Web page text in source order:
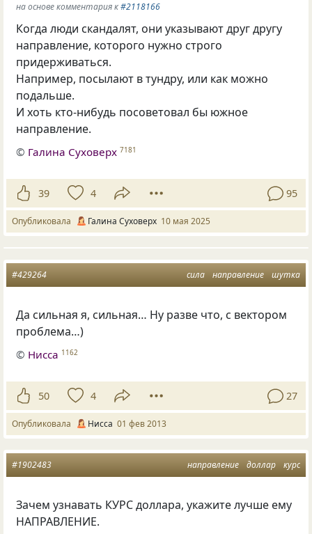
на основе комментария к#2118166
Когда люди скандалят, они указывают друг другу
направление, которого нужно строго
придерживаться.
Например, посылают в тундру, или как можно
подальше.
И хоть кто-нибудь посоветовал бы южное
направление.
© Галина Суховерх 7181
39 4 95
Опубликовала Галина Суховерх 10 мая 2025
сила направление шутка
#429264
Да сильная я, сильная… Ну разве что, с вектором
проблема…)
© Нисса 1162
50 4 27
Опубликовала Нисса 01 фев 2013
направление доллар курс
#1902483
Зачем узнавать КУРС доллара, укажите лучше ему
НАПРАВЛЕНИЕ.